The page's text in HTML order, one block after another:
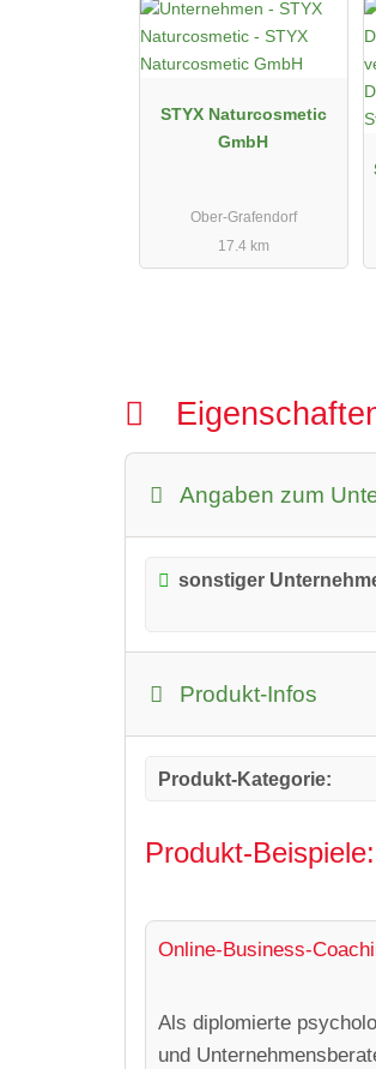
STYX Naturcosmetic
GmbH
Ober-Grafendorf
17.4 km
Angaben zum
sonstiger
Produkt-Infos
Produkt-Kategorie:
Produkt-Beispiele:
Online-Business-
Als diplomierte
und